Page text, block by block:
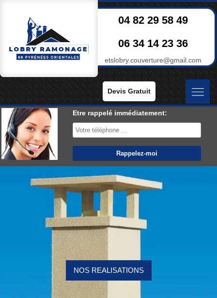
04 82 29 58 49
06 34 14 23 36
etslobry.couverture@gmail.com
Devis Gratuit
Etre rappelé immédiatement:
NOS REALISATIONS